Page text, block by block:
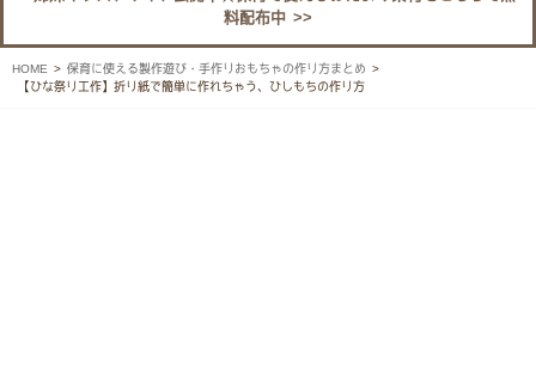
料配布中 >>
HOME
保育に使える製作遊び・手作りおもちゃの作り方まとめ
【ひな祭り工作】折り紙で簡単に作れちゃう、ひしもちの作り方